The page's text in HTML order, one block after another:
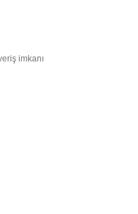
imkanı